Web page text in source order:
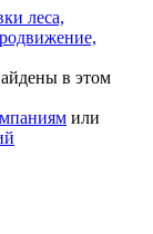
леса,
в этом
или